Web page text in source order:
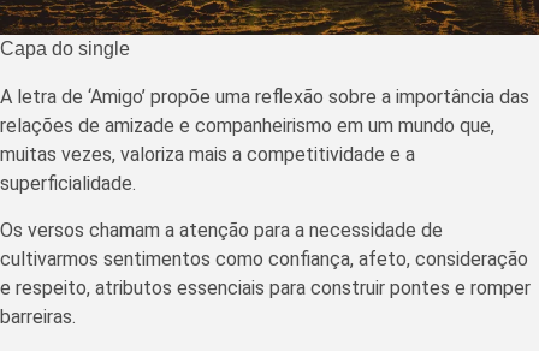
Capa do single
A letra de ‘Amigo’ propõe uma reflexão sobre a importância das
relações de amizade e companheirismo em um mundo que,
muitas vezes, valoriza mais a competitividade e a
superficialidade.
Os versos chamam a atenção para a necessidade de
cultivarmos sentimentos como confiança, afeto, consideração
e respeito, atributos essenciais para construir pontes e romper
barreiras.